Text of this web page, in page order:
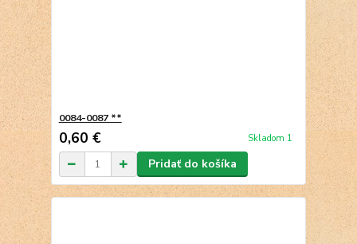
0084-0087 **
0,60 € Skladom 1
Pridať do košíka